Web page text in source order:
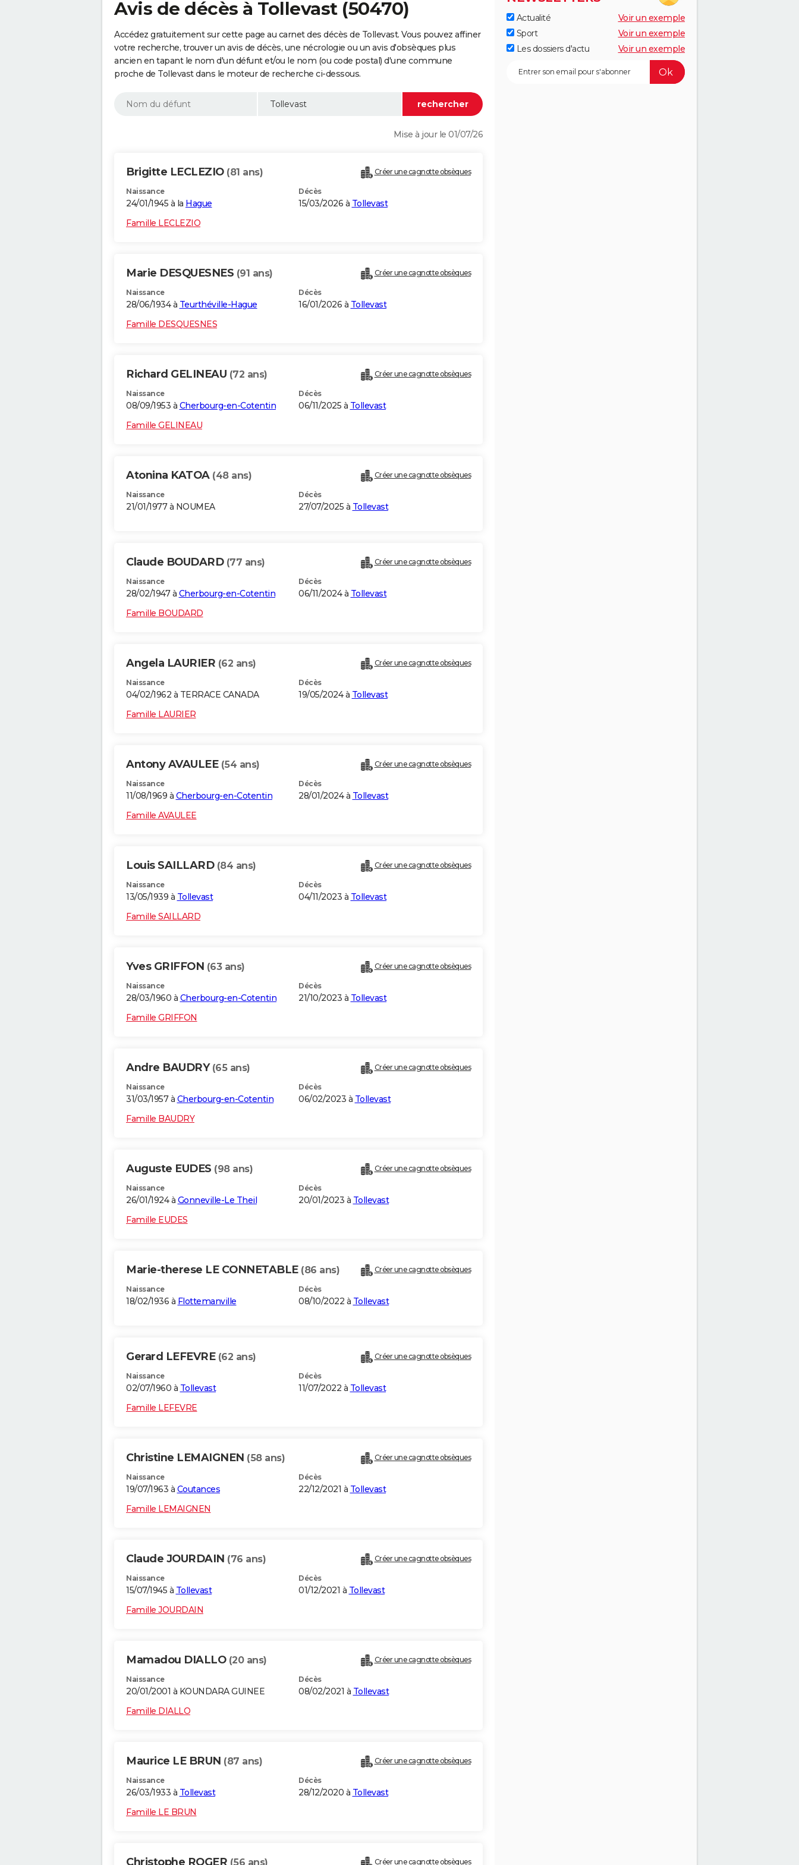
Avis de décès à Tollevast (50470)
Accédez gratuitement sur cette page au carnet des décès de Tollevast. Vous pouvez affiner
votre recherche, trouver un avis de décès, une nécrologie ou un avis d'obsèques plus
ancien en tapant le nom d'un défunt et/ou le nom (ou code postal) d'une commune
proche de Tollevast dans le moteur de recherche ci-dessous.
Mise à jour le 01/07/26
Brigitte LECLEZIO (81 ans) Créer une cagnotte obsèques
Naissance
24/01/1945 à la Hague
Décès
15/03/2026 à Tollevast
Famille LECLEZIO
Marie DESQUESNES (91 ans) Créer une cagnotte obsèques
Naissance
28/06/1934 à Teurthéville-Hague
Décès
16/01/2026 à Tollevast
Famille DESQUESNES
Richard GELINEAU (72 ans) Créer une cagnotte obsèques
Naissance
08/09/1953 à Cherbourg-en-Cotentin
Décès
06/11/2025 à Tollevast
Famille GELINEAU
Atonina KATOA (48 ans) Créer une cagnotte obsèques
Naissance
21/01/1977 à NOUMEA
Décès
27/07/2025 à Tollevast
Claude BOUDARD (77 ans) Créer une cagnotte obsèques
Naissance
28/02/1947 à Cherbourg-en-Cotentin
Décès
06/11/2024 à Tollevast
Famille BOUDARD
Angela LAURIER (62 ans) Créer une cagnotte obsèques
Naissance
04/02/1962 à TERRACE CANADA
Décès
19/05/2024 à Tollevast
Famille LAURIER
Antony AVAULEE (54 ans) Créer une cagnotte obsèques
Naissance
11/08/1969 à Cherbourg-en-Cotentin
Décès
28/01/2024 à Tollevast
Famille AVAULEE
Louis SAILLARD (84 ans) Créer une cagnotte obsèques
Naissance
13/05/1939 à Tollevast
Décès
04/11/2023 à Tollevast
Famille SAILLARD
Yves GRIFFON (63 ans) Créer une cagnotte obsèques
Naissance
28/03/1960 à Cherbourg-en-Cotentin
Décès
21/10/2023 à Tollevast
Famille GRIFFON
Andre BAUDRY (65 ans) Créer une cagnotte obsèques
Naissance
31/03/1957 à Cherbourg-en-Cotentin
Décès
06/02/2023 à Tollevast
Famille BAUDRY
Auguste EUDES (98 ans) Créer une cagnotte obsèques
Naissance
26/01/1924 à Gonneville-Le Theil
Décès
20/01/2023 à Tollevast
Famille EUDES
Marie-therese LE CONNETABLE (86 ans) Créer une cagnotte obsèques
Naissance
18/02/1936 à Flottemanville
Décès
08/10/2022 à Tollevast
Gerard LEFEVRE (62 ans) Créer une cagnotte obsèques
Naissance
02/07/1960 à Tollevast
Décès
11/07/2022 à Tollevast
Famille LEFEVRE
Christine LEMAIGNEN (58 ans) Créer une cagnotte obsèques
Naissance
19/07/1963 à Coutances
Décès
22/12/2021 à Tollevast
Famille LEMAIGNEN
Claude JOURDAIN (76 ans) Créer une cagnotte obsèques
Naissance
15/07/1945 à Tollevast
Décès
01/12/2021 à Tollevast
Famille JOURDAIN
Mamadou DIALLO (20 ans) Créer une cagnotte obsèques
Naissance
20/01/2001 à KOUNDARA GUINEE
Décès
08/02/2021 à Tollevast
Famille DIALLO
Maurice LE BRUN (87 ans) Créer une cagnotte obsèques
Naissance
26/03/1933 à Tollevast
Décès
28/12/2020 à Tollevast
Famille LE BRUN
Christophe ROGER (56 ans) Créer une cagnotte obsèques
Actualité
Voir un exemple
Sport
Voir un exemple
Les dossiers d'actu
Voir un exemple